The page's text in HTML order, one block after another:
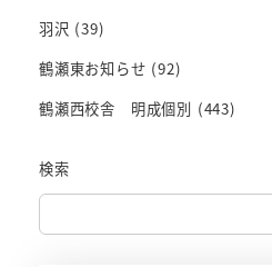
羽沢 (39)
鶴瀬東お知らせ (92)
鶴瀬西校舎 明成個別 (443)
検索